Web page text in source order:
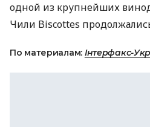
одной из крупнейших
Чили Biscottes
По материалам: Інтерфакс-